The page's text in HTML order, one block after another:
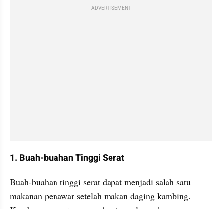
ADVERTISEMENT
1. Buah-buahan Tinggi Serat
Buah-buahan tinggi serat dapat menjadi salah satu
makanan penawar setelah makan daging kambing.